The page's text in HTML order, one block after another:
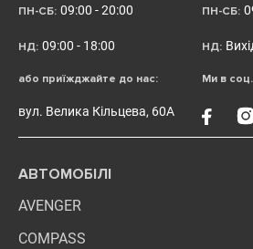
ПН-СБ: 09:00 - 20:00
НД: 09:00 - 18:00
або приїжджайте до нас:
вул. Велика Кільцева, 60А
ПН-СБ:
НД:
Ми в
АВТОМОБІЛІ
AVENGER
COMPASS